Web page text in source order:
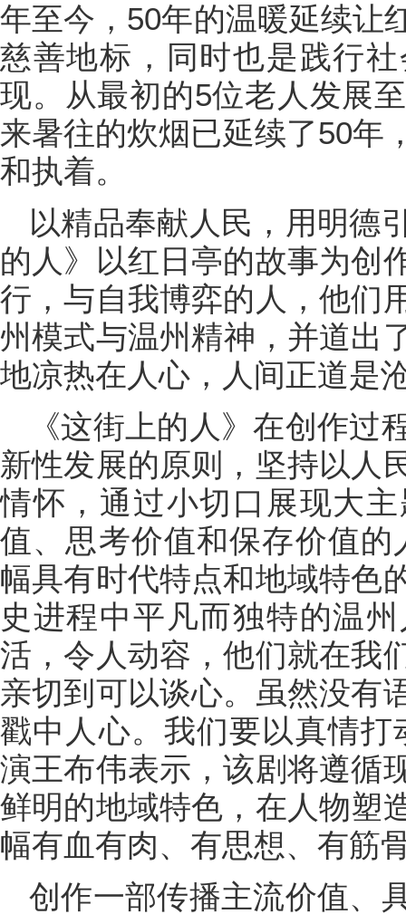
年至今，50年的温暖延续让
慈善地标，同时也是践行
现。从最初的5位老人发展
来暑往的炊烟已延续了50年
和执着。
以精品奉献人民，用明德
的人》以红日亭的故事为创
行，与自我博弈的人，他们
州模式与温州精神，并道
地凉热在人心，人间正道是
《这街上的人》在创作过
新性发展的原则，坚持以人
情怀，通过小切口展现大
值、思考价值和保存价值的
幅具有时代特点和地域特色
史进程中平凡而独特的温
活，令人动容，他们就在我
亲切到可以谈心。虽然没有
戳中人心。我们要以真情打
演王布伟表示，该剧将遵循
鲜明的地域特色，在人物塑
幅有血有肉、有思想、有筋
创作一部传播主流价值、